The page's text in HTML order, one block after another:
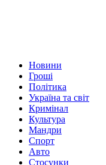
Новини
Гроші
Політика
Україна та світ
Кримінал
Культура
Мандри
Спорт
Авто
Стосунки